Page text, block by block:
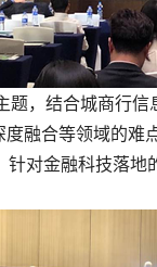
题，结合城商行
融合等领域的
对金融科技落